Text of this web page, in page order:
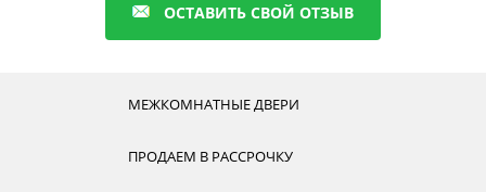
ОСТАВИТЬ СВОЙ ОТЗЫВ
МЕЖКОМНАТНЫЕ ДВЕРИ
ПРОДАЕМ В РАССРОЧКУ